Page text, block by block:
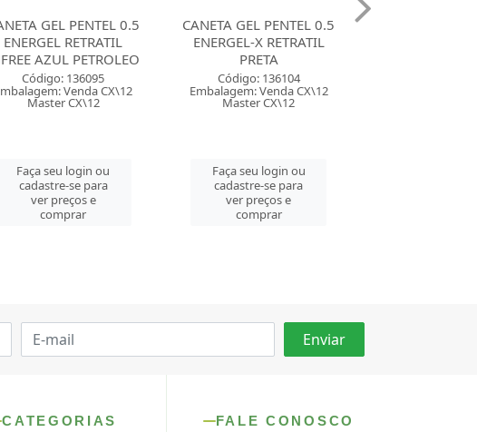
CANETA GEL PENTEL 0.5
ENERGEL-X RETRATIL
PRETA
Código: 136104
Embalagem: Venda CX\12
Master CX\12
Faça seu login ou
cadastre-se para
ver preços e
comprar
CANETA GEL PENTEL 0.5
ENERGEL-X RETRATIL
AZUL
Código: 136106
Embalagem: Venda CX\12
Master CX\12
Faça seu login ou
cadastre-se para
ver preços e
comprar
CATEGORIAS FALE CONOSCO